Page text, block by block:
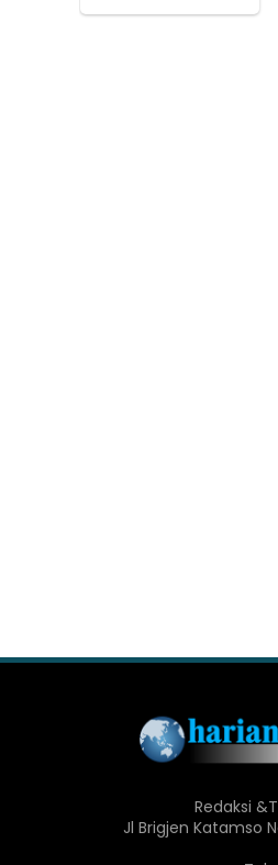
Redaksi
Jl Brigjen Katamso